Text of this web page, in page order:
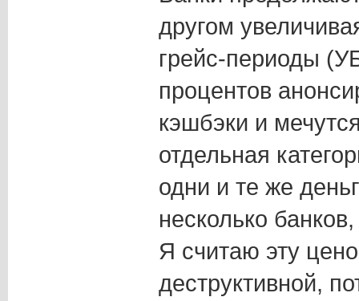
другом
грейс-периоды
процентов
кэшбэки и
отдельная
одни и те же
несколько
Я считаю эту
деструктивной,